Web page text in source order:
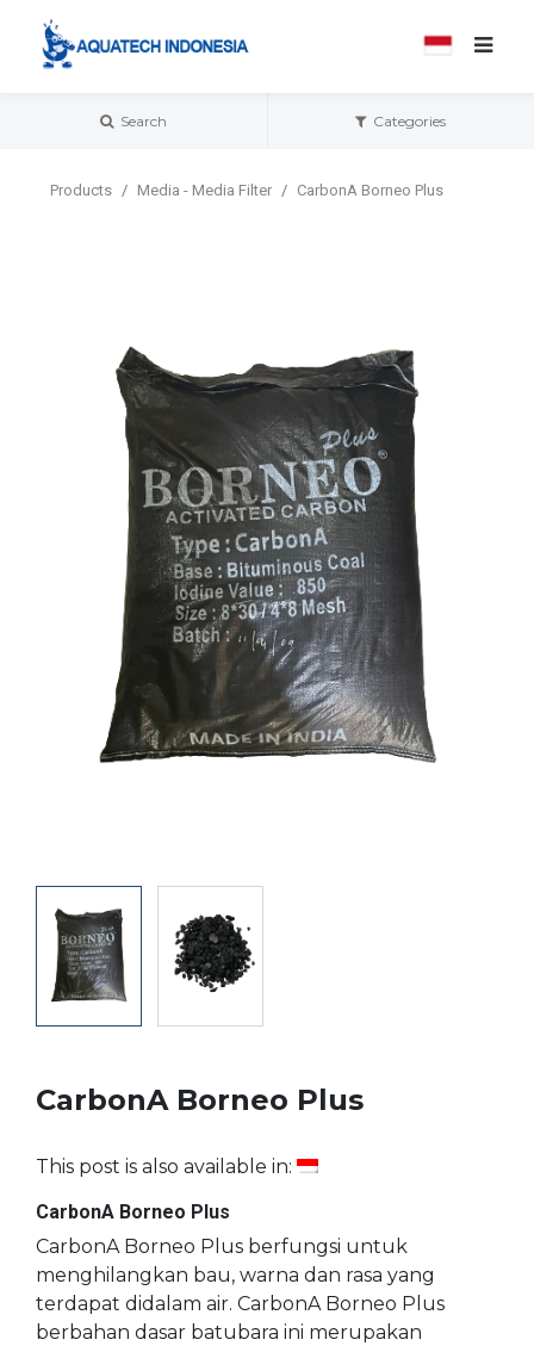
Search Categories
Products Media - Media Filter CarbonA Borneo Plus
CarbonA Borneo Plus
This post is also available in:
CarbonA Borneo Plus
CarbonA Borneo Plus berfungsi untuk
menghilangkan bau, warna dan rasa yang
terdapat didalam air. CarbonA Borneo Plus
berbahan dasar batubara ini merupakan